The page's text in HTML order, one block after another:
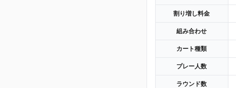
割り増し料金
組み合わせ
カート種類
プレー人数
ラウンド数